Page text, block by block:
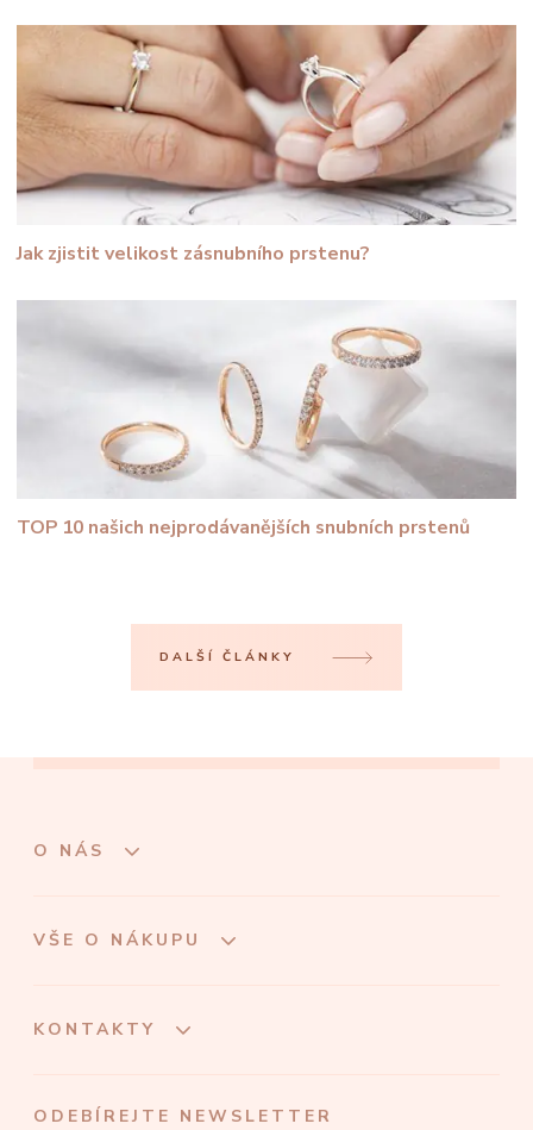
Jak zjistit velikost zásnubního prstenu?
TOP 10 našich nejprodávanějších snubních prstenů
DALŠÍ ČLÁNKY
O NÁS
VŠE O NÁKUPU
KONTAKTY
ODEBÍREJTE NEWSLETTER